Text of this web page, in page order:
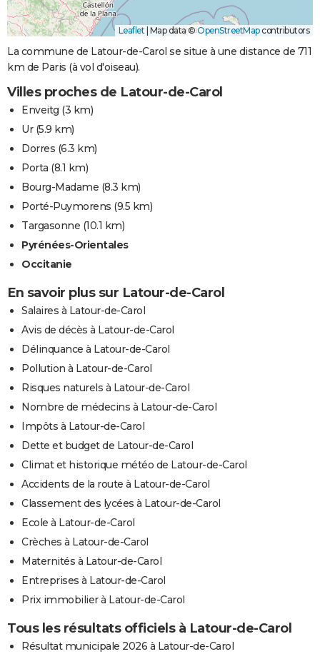
Leaflet Map data ©OpenStreetMapcontributors
La commune de Latour-de-Carol se situe à une distance de 711
km de Paris (à vol d'oiseau).
Villes proches de Latour-de-Carol
Enveitg (3 km)
Ur(5.9 km)
Dorres (6.3 km)
Porta (8.1 km)
Bourg-Madame (8.3 km)
Porté-Puymorens (9.5 km)
Targasonne (10.1 km)
Pyrénées-Orientales
Occitanie
En savoir plus sur Latour-de-Carol
Salaires à Latour-de-Carol
Avis de décès à Latour-de-Carol
Délinquance à Latour-de-Carol
Pollution à Latour-de-Carol
Risques naturels à Latour-de-Carol
Nombre de médecins à Latour-de-Carol
Impôts à Latour-de-Carol
Dette et budget de Latour-de-Carol
Climat et historique météo de Latour-de-Carol
Accidents de la route à Latour-de-Carol
Classement des lycées à Latour-de-Carol
Ecole à Latour-de-Carol
Crèches à Latour-de-Carol
Maternités à Latour-de-Carol
Entreprises à Latour-de-Carol
Prix immobilier à Latour-de-Carol
Tous les résultats officiels à Latour-de-Carol
Résultat municipale 2026 à Latour-de-Carol